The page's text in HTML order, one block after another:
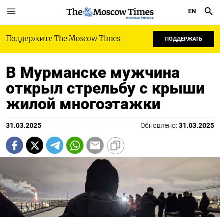
РУССКАЯ СЛУЖБА
EN
Поддержите The Moscow Times ПОДДЕРЖАТЬ
В Мурманске мужчина
открыл стрельбу с крыши
жилой многоэтажки
31.03.2025 Обновлено: 31.03.2025